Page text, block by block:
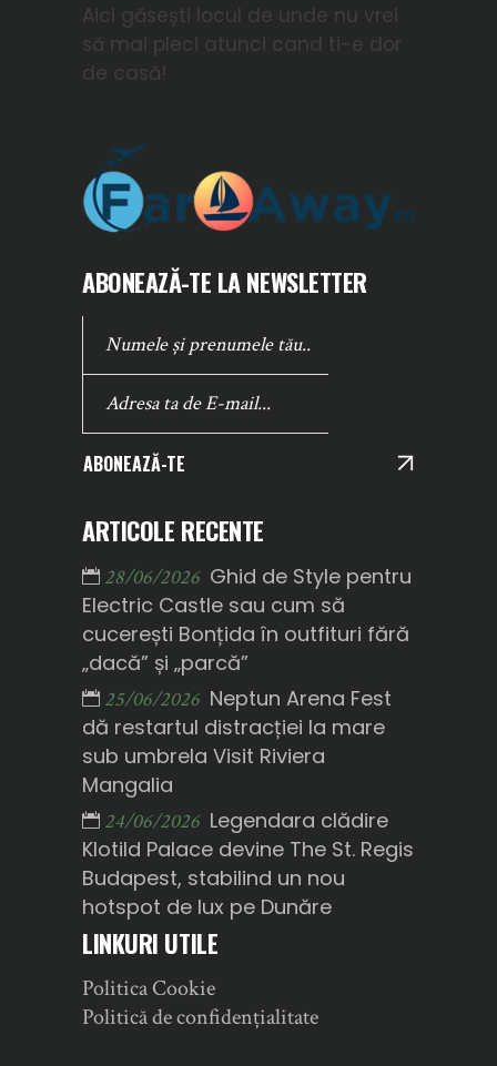
Aici găsești locul de unde nu vrei
să mai pleci atunci cand ti-e dor
de casă!
ABONEAZĂ-TE LA NEWSLETTER
ABONEAZĂ-TE
ARTICOLE RECENTE
28/06/2026 Ghid de Style pentru
Electric Castle sau cum să
cucerești Bonțida în outfituri fără
„dacă” și „parcă”
25/06/2026 Neptun Arena Fest
dă restartul distracției la mare
sub umbrela Visit Riviera
Mangalia
24/06/2026 Legendara clădire
Klotild Palace devine The St. Regis
Budapest, stabilind un nou
hotspot de lux pe Dunăre
LINKURI UTILE
Politica Cookie
Politică de confidențialitate